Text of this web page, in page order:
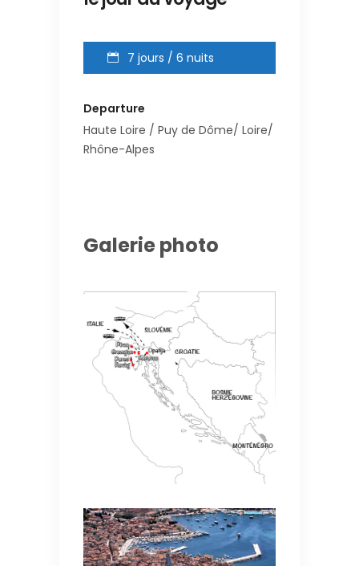
7 jours / 6 nuits
Departure
Haute Loire / Puy de Dôme/ Loire/
Rhône-Alpes
Galerie photo